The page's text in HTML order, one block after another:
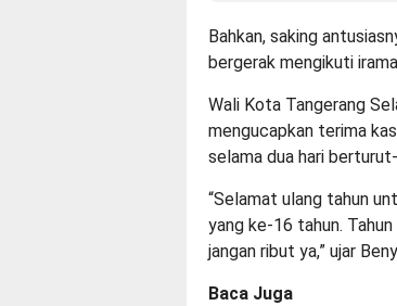
Bahkan, saking
bergerak mengikuti
Wali Kota Tangerang
mengucapkan terima
selama dua hari
“Selamat ulang tahun
yang ke-16 tahun.
jangan ribut ya,” ujar
Baca Juga